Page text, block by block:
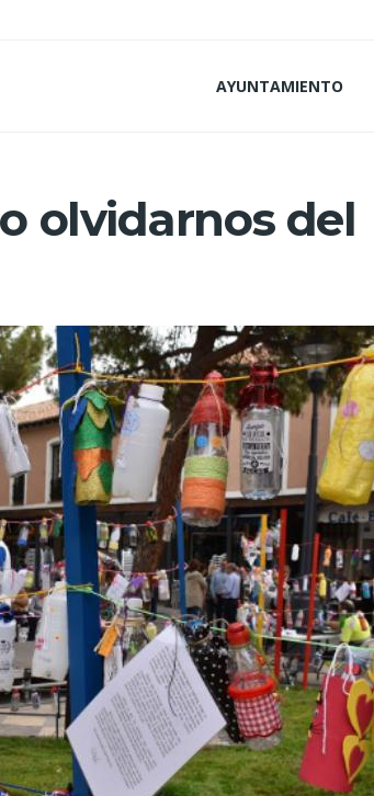
AYUNTAMIENTO
olvidarnos del